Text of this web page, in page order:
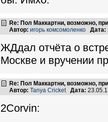
Re: Пол Маккартни, возможно,
Автор: игорь комсомоленко Дата:
ЖДдал отчёта о
Москве и вручении
Re: Пол Маккартни, возможно,
Автор: Tanya Cricket Дата:
2Corvin: